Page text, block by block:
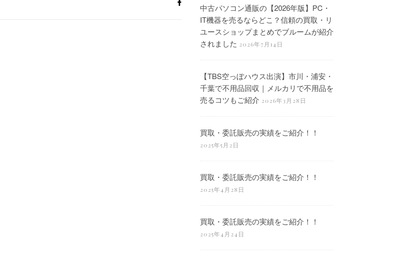
中古パソコン通販の【2026年版】PC・
IT機器を売るならどこ？信頼の買取・リ
ユースショップまとめでブルームが紹介
されました 2026年7月14日
【TBS空っぽハウス出演】市川・浦安・
千葉で不用品回収｜メルカリで不用品を
売るコツもご紹介 2026年3月28日
買取・委託販売の実績をご紹介！！
2025年5月2日
買取・委託販売の実績をご紹介！！
2025年4月28日
買取・委託販売の実績をご紹介！！
2025年4月24日